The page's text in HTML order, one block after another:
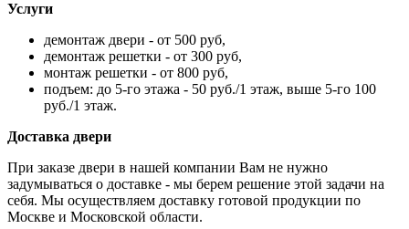
Услуги
демонтаж двери - от 500 руб,
демонтаж решетки - от 300 руб,
монтаж решетки - от 800 руб,
подъем: до 5-го этажа - 50 руб./1 этаж, выше 5-го 100
руб./1 этаж.
Доставка двери
При заказе двери в нашей компании Вам не нужно
задумываться о доставке - мы берем решение этой задачи на
себя. Мы осуществляем доставку готовой продукции по
Москве и Московской области.